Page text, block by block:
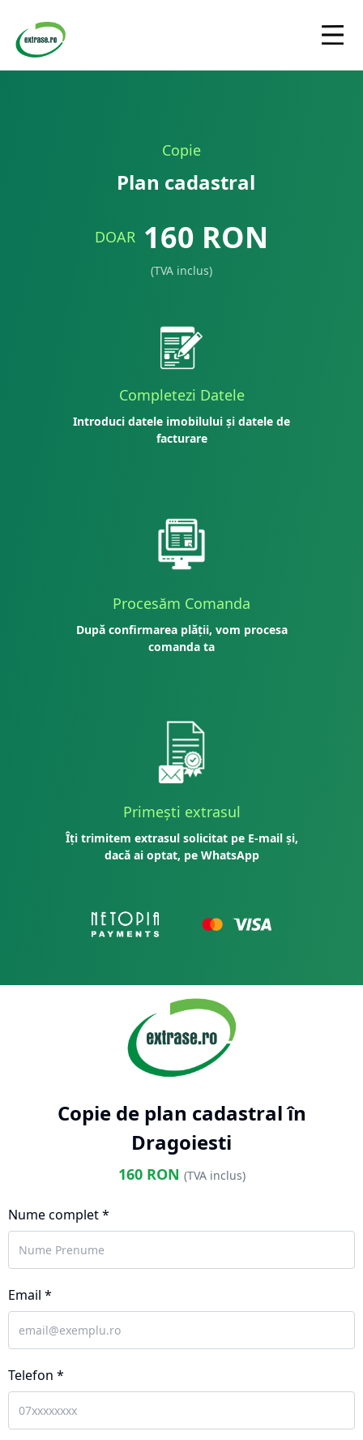
Copie
Plan cadastral
DOAR 160 RON
(TVA inclus)
Completezi Datele
Introduci datele imobilului și datele de
facturare
Procesăm Comanda
După confirmarea plății, vom procesa
comanda ta
Primești extrasul
Îți trimitem extrasul solicitat pe E-mail și,
dacă ai optat, pe WhatsApp
Copie de plan cadastral în
Dragoiesti
160RON (TVA inclus)
Nume complet *
Email *
Telefon *